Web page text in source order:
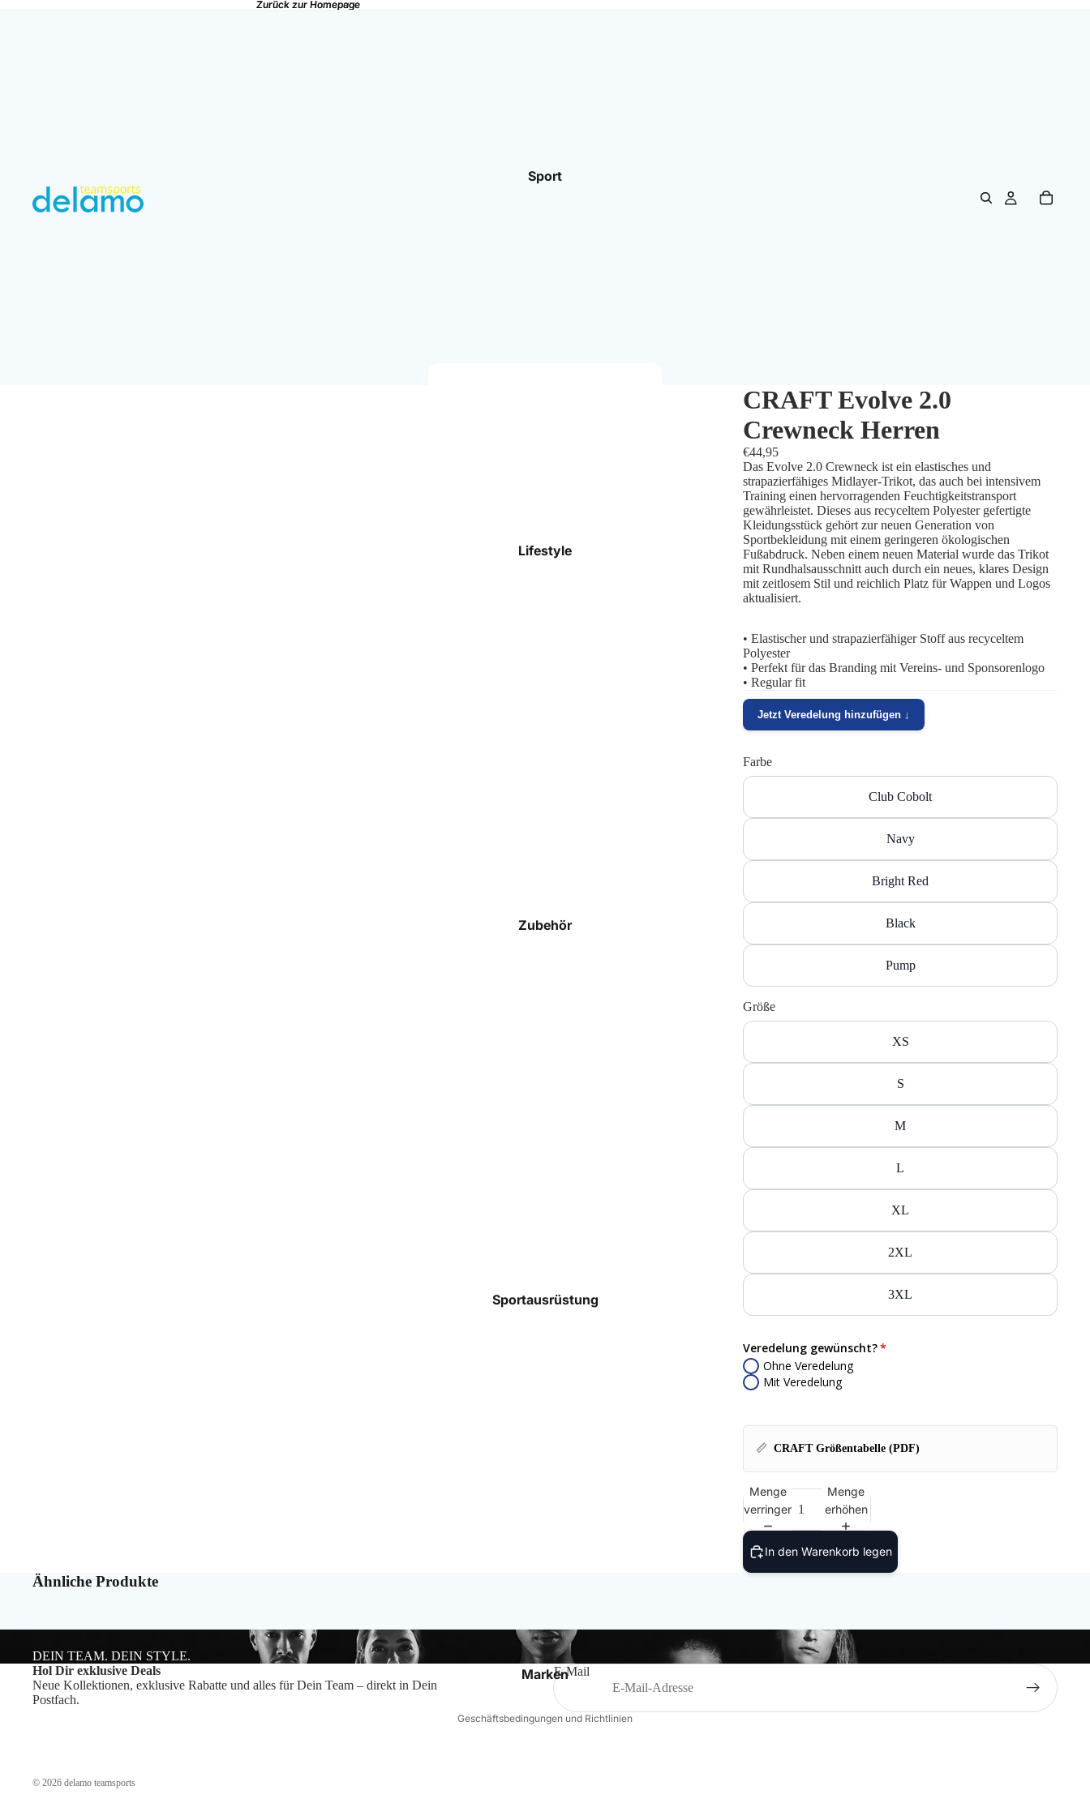
Zurück zur Homepage
Zurück zur Homepage
Sport
Stutzen & Socken
Lifestyle
Zubehör
Accessoires
Sportausrüstung
Marken
CRAFT Evolve 2.0
Crewneck Herren
€44,95
Das Evolve 2.0 Crewneck ist ein elastisches und
strapazierfähiges Midlayer-Trikot, das auch bei intensivem
Training einen hervorragenden Feuchtigkeitstransport
gewährleistet. Dieses aus recyceltem Polyester gefertigte
Kleidungsstück gehört zur neuen Generation von
Sportbekleidung mit einem geringeren ökologischen
Fußabdruck. Neben einem neuen Material wurde das Trikot
mit Rundhalsausschnitt auch durch ein neues, klares Design
mit zeitlosem Stil und reichlich Platz für Wappen und Logos
aktualisiert.
• Elastischer und strapazierfähiger Stoff aus recyceltem
Polyester
• Perfekt für das Branding mit Vereins- und Sponsorenlogo
• Regular fit
Jetzt Veredelung hinzufügen ↓
Farbe
Club Cobolt
Navy
Bright Red
Black
Pump
Größe
XS
S
M
L
XL
2XL
3XL
Veredelung gewünscht?
Ohne Veredelung
Mit Veredelung
📏 CRAFT Größentabelle (PDF)
Menge
verringern
Menge
erhöhen
In den Warenkorb legen
Ähnliche Produkte
DEIN TEAM. DEIN STYLE.
Hol Dir exklusive Deals
Neue Kollektionen, exklusive Rabatte und alles für Dein Team – direkt in Dein
Postfach.
E-Mail
© 2026 delamo teamsports
Geschäftsbedingungen und Richtlinien
Widerrufsrecht
Kontaktinformationen